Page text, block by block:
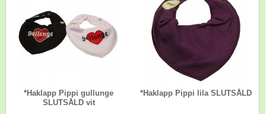
*Haklapp Pippi gullunge
SLUTSÅLD vit
*Haklapp Pippi lila SLUTSÅLD